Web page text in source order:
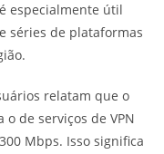
especialmente útil
séries de plataformas
relatam que o
de serviços de VPN
Mbps. Isso significa